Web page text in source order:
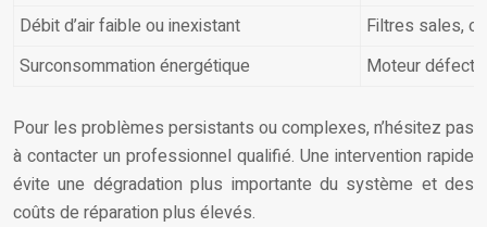
Débit d’air faible ou inexistant
Filtres sales,
Surconsommation énergétique
Moteur
Pour les problèmes persistants ou complexes, n’hésitez pas
à contacter un professionnel qualifié. Une intervention rapide
évite une dégradation plus importante du système et des
coûts de réparation plus élevés.